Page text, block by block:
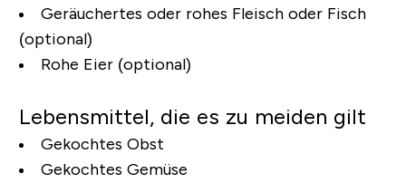
Geräuchertes oder rohes Fleisch oder Fisch
(optional)
Rohe Eier (optional)
Lebensmittel, die es zu meiden gilt
Gekochtes Obst
Gekochtes Gemüse